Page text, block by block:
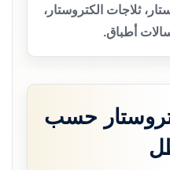
ثلاجات الكتروستار،
أطباق.
حسب